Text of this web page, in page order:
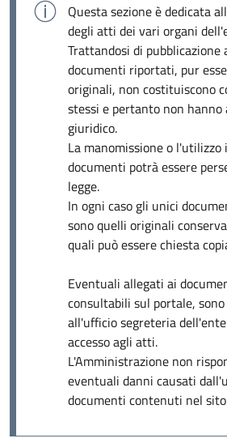
Questa sezione è dedicata
degli atti dei vari organi
Trattandosi di pubblicazione
documenti riportati, pur
originali, non costituiscono
stessi e pertanto non hanno
giuridico.
La manomissione o
documenti potrà essere
legge.
In ogni caso gli unici
sono quelli originali
quali può essere chiesta
Eventuali allegati ai
consultabili sul portale,
all'ufficio segreteria
accesso agli atti.
L'Amministrazione non
eventuali danni causati
documenti contenuti nel